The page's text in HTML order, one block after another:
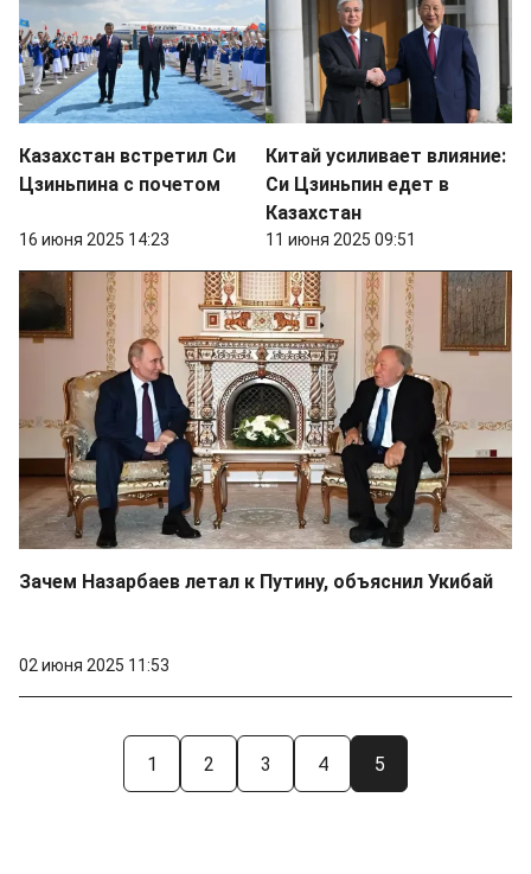
Казахстан встретил Си
Цзиньпина с почетом
16 июня 2025 14:23
Китай усиливает влияние:
Си Цзиньпин едет в
Казахстан
11 июня 2025 09:51
Зачем Назарбаев летал к Путину, объяснил Укибай
02 июня 2025 11:53
1 2 3 4 5